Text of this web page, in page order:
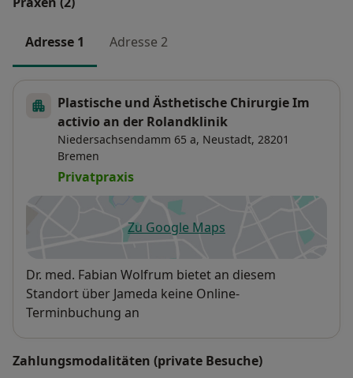
Adresse 1 Adresse 2
Plastische und Ästhetische Chirurgie Im
activio an der Rolandklinik
Niedersachsendamm 65 a, Neustadt, 28201
Bremen
Privatpraxis
Zu Google Mapsöffnet in einer neuen
Verfügbarkeit
Dr. med. Fabian Wolfrum bietet an diesem
Standort über Jameda keine Online-
Terminbuchung an
Zahlungsmodalitäten (private Besuche)